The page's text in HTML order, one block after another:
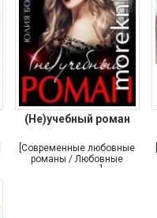
(Не)учебный роман
[Современные любовные
романы / Любовные
детективы]